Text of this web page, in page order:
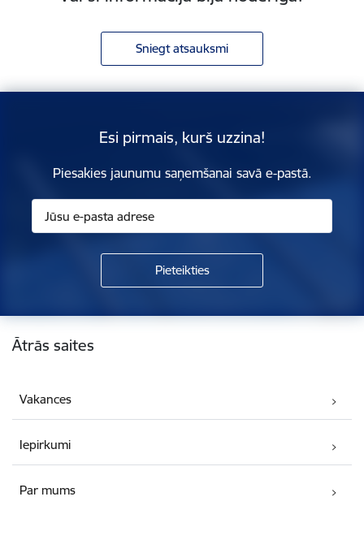
Sniegt atsauksmi
Esi pirmais, kurš uzzina!
Piesakies jaunumu saņemšanai savā e-pastā.
Kājene
Ātrās saites
Vakances
Iepirkumi
Par mums